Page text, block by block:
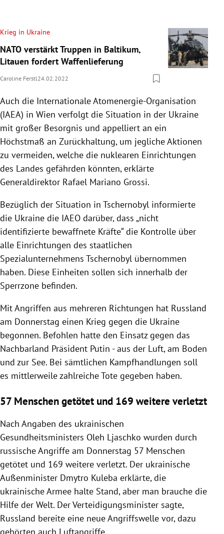
Krieg in Ukraine
NATO verstärkt Truppen in Baltikum,
Litauen fordert Waffenlieferung
Caroline Ferstl24.02.2022
Auch die Internationale Atomenergie-Organisation
(IAEA) in Wien verfolgt die Situation in der Ukraine
mit großer Besorgnis und appelliert an ein
Höchstmaß an Zurückhaltung, um jegliche Aktionen
zu vermeiden, welche die nuklearen Einrichtungen
des Landes gefährden könnten, erklärte
Generaldirektor Rafael Mariano Grossi.
Bezüglich der Situation in Tschernobyl informierte
die Ukraine die IAEO darüber, dass „nicht
identifizierte bewaffnete Kräfte“ die Kontrolle über
alle Einrichtungen des staatlichen
Spezialunternehmens Tschernobyl übernommen
haben. Diese Einheiten sollen sich innerhalb der
Sperrzone befinden.
Mit Angriffen aus mehreren Richtungen hat Russland
am Donnerstag einen Krieg gegen die Ukraine
begonnen. Befohlen hatte den Einsatz gegen das
Nachbarland Präsident Putin - aus der Luft, am Boden
und zur See. Bei sämtlichen Kampfhandlungen soll
es mittlerweile zahlreiche Tote gegeben haben.
57 Menschen getötet und 169 weitere verletzt
Nach Angaben des ukrainischen
Gesundheitsministers Oleh Ljaschko wurden durch
russische Angriffe am Donnerstag 57 Menschen
getötet und 169 weitere verletzt. Der ukrainische
Außenminister Dmytro Kuleba erklärte, die
ukrainische Armee halte Stand, aber man brauche die
Hilfe der Welt. Der Verteidigungsminister sagte,
Russland bereite eine neue Angriffswelle vor, dazu